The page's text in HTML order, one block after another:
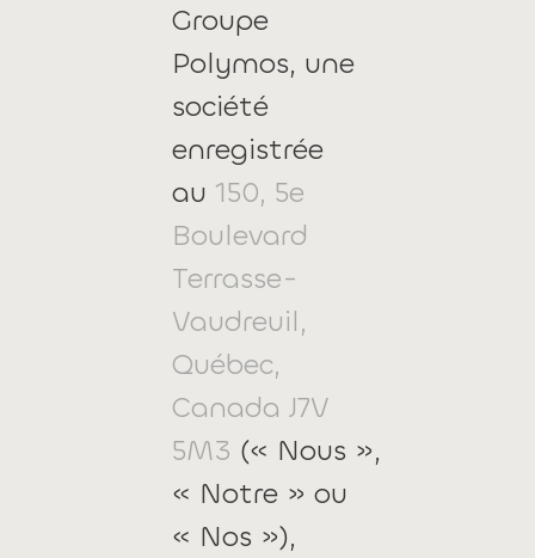
Groupe
Polymos, une
société
enregistrée
au 150, 5e
Boulevard
Terrasse-
Vaudreuil,
Québec,
Canada J7V
5M3 (« Nous »,
« Notre » ou
« Nos »),